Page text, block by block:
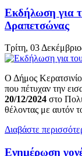
Εκδήλωση για
Δραπετσώνας
Τρίτη, 03
Ο Δήμος
που πέτυχαν την
20/12/2024 στο
θέλοντας με αυτόν
Διαβάστε
Ενημέρωση